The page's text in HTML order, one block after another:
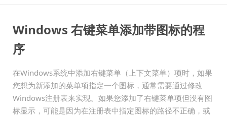
Windows 右键菜单添加带图标的程
序
在Windows系统中添加右键菜单（上下文菜单）项时，如果
您想为新添加的菜单项指定一个图标，通常需要通过修改
Windows注册表来实现。如果您添加了右键菜单项但没有图
标显示，可能是因为在注册表中指定图标的路径不正确，或